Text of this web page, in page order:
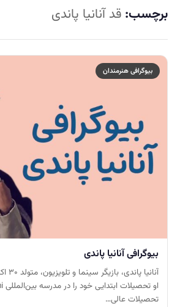
برچسب: قد آنانیا پاندی
بیوگرافی هنرمندان
بیوگرافی آنانیا پاندی
تحصیلات عالی…